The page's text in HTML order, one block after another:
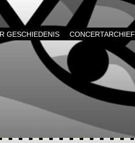
GESCHIEDENIS CONCERTARCHIEF